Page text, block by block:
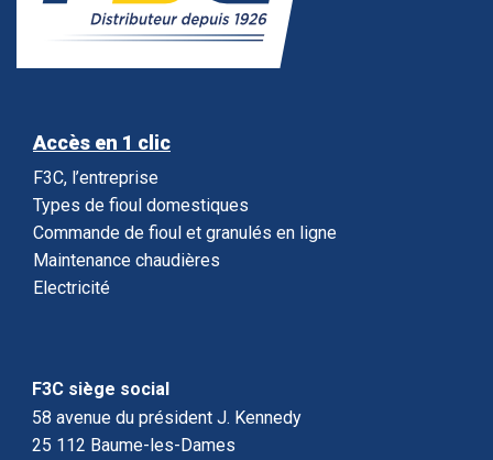
Accès en 1 clic
F3C, l’entreprise
Types de fioul domestiques
Commande de fioul et granulés en ligne
Maintenance chaudières
Electricité
F3C siège social
58 avenue du président J. Kennedy
25 112 Baume-les-Dames